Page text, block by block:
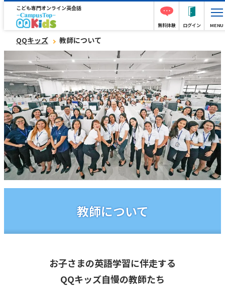
こども専門オンライン英会話
無料体験 ログイン MENU
QQキッズ 教師について
教師について
お子さまの英語学習に伴走する
QQキッズ自慢の教師たち